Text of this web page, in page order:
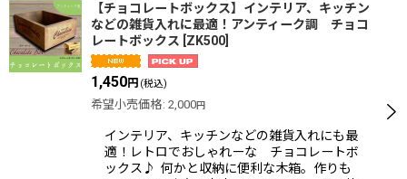
【チョコレートボックス】インテリア、キッチン
などの雑貨入れに最適！アンティーク調 チョコ
レートボックス ZK500
1,450円 (税込)
希望小売価格: 2,000円
インテリア、キッチンなどの雑貨入れにも最
適！レトロでおしゃれーな チョコレートボ
ックス♪ 何かと収納に便利な木箱。作りも